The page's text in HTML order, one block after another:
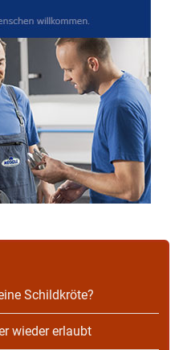
Schildkröte?
wieder erlaubt